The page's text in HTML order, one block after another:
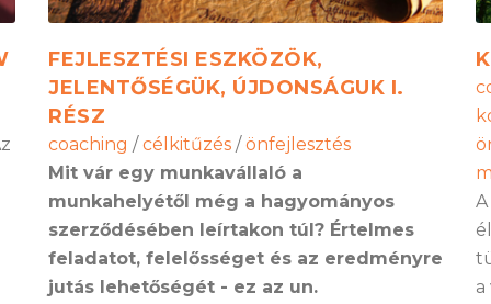
FEJLESZTÉSI ESZKÖZÖK,
JELENTŐSÉGÜK, ÚJDONSÁGUK I.
RÉSZ
coaching / célkitűzés / önfejlesztés
Mit vár egy munkavállaló a
munkahelyétől még a hagyományos
szerződésében leírtakon túl? Értelmes
feladatot, felelősséget és az eredményre
jutás lehetőségét - ez az un.
a